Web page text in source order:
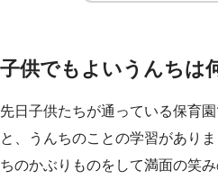
子供でもよいうんちは
先日子供たちが通っている保育
と、うんちのことの学習があり
ちのかぶりものをして満面の笑